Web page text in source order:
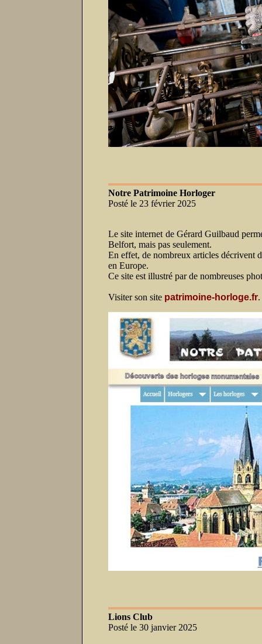
Notre Patrimoine Horloger
Posté le 23 février 2025
Le site internet de Gérard Guilbaud
Belfort, mais pas seulement.
En effet, de nombreux articles décrivent
en Europe.
Ce site est illustré par de nombreuses
Visiter son site patrimoine-horloge.fr.
Lions Club
Posté le 30 janvier 2025